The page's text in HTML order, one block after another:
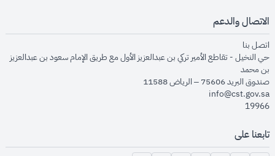
الاتصال والدعم
اتصل بنا
حي النخيل - تقاطع الأمير تركي بن عبدالعزيز الأول مع طريق الإمام سعود بن عبدالعزيز
بن محمد
صندوق البريد 75606 – الرياض 11588
info@cst.gov.sa
19966
تابعنا على